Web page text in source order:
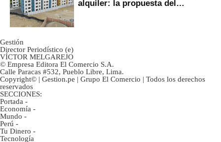
alquiler: la propuesta del
Gestión
Director Periodístico (e)
VÍCTOR MELGAREJO
© Empresa Editora El Comercio S.A.
Calle Paracas #532, Pueblo Libre, Lima.
Copyright© | Gestion.pe | Grupo El Comercio | Todos los derechos
reservados
SECCIONES:
Portada -
Economía -
Mundo -
Perú -
Tu Dinero -
Tecnología